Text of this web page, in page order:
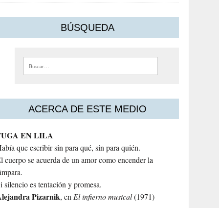
BÚSQUEDA
Buscar:
ACERCA DE ESTE MEDIO
EN LILA
que escribir sin para qué, sin para quién.
cuerpo se acuerda de un amor como encender la
silencio es tentación y promesa.
Pizarnik, enEl infierno musical(1971)